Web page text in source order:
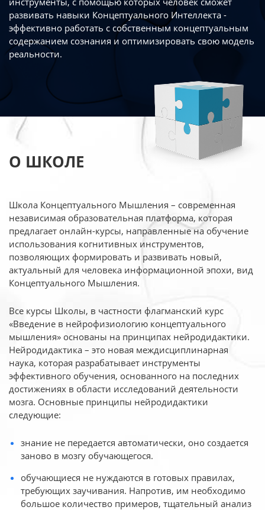
развивать навыки Концептуального Интеллекта -
эффективно работать с собственным концептуальным
содержанием сознания и оптимизировать свою модель
реальности.
О ШКОЛЕ
Школа Концептуального Мышления – современная
независимая образовательная платформа, которая
предлагает онлайн-курсы, направленные на обучение
использования когнитивных инструментов,
позволяющих формировать и развивать новый,
актуальный для человека информационной эпохи, вид
Концептуального Мышления.
Все курсы Школы, в частности флагманский курс
«Введение в нейрофизиологию концептуального
мышления» основаны на принципах нейродидактики.
Нейродидактика – это новая междисциплинарная
наука, которая разрабатывает инструменты
эффективного обучения, основанного на последних
достижениях в области исследований деятельности
мозга. Основные принципы нейродидактики
следующие:
знание не передается автоматически, оно создается
заново в мозгу обучающегося.
обучающиеся не нуждаются в готовых правилах,
требующих заучивания. Напротив, им необходимо
большое количество примеров, тщательный анализ